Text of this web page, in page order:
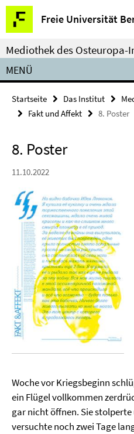
Springe
direkt
zu
Inhalt
Freie Universität
Service-
Navigation
Mediothek des Osteuropa-
MENÜ
Startseite Das Institut
Fakt und Affekt
8. Poster
8. Poster
11.10.2022
Woche vor Kriegsbeginn
ein Flügel vollkommen
gar nicht öffnen. Sie stolperte
versuchte noch zwei Tage